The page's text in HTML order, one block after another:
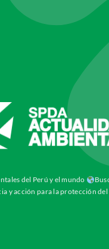
del Perú y el mundo
y acción para la protección del